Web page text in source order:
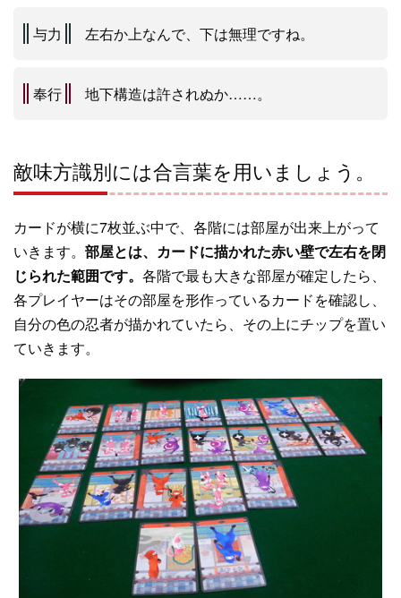
与力 左右か上なんで、下は無理ですね。
奉行 地下構造は許されぬか……。
敵味方識別には合言葉を用いましょう。
カードが横に7枚並ぶ中で、各階には部屋が出来上がって
いきます。 部屋とは、カードに描かれた赤い壁で左右を閉
じられた範囲です。 各階で最も大きな部屋が確定したら、
各プレイヤーはその部屋を形作っているカードを確認し、
自分の色の忍者が描かれていたら、その上にチップを置い
ていきます。